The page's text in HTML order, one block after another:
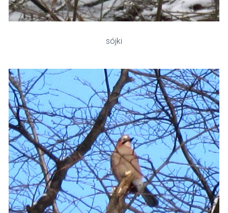
sójki